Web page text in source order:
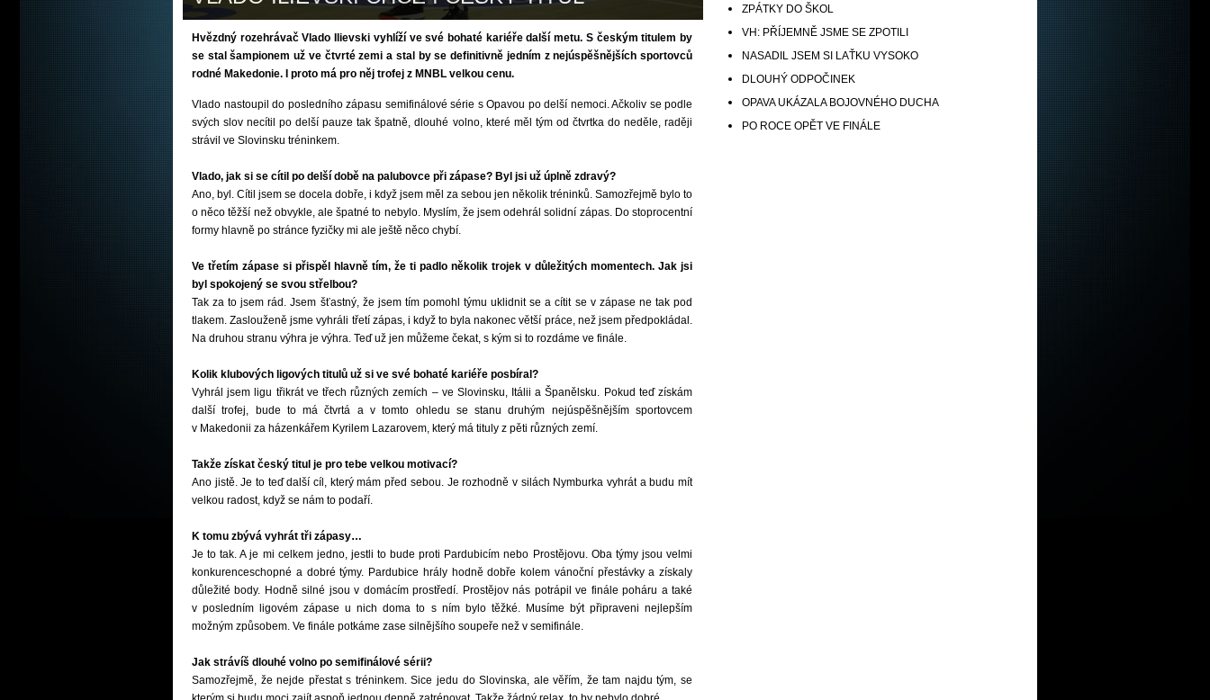
Hvězdný rozehrávač Vlado Ilievski vyhlíží ve své bohaté kariéře další metu. S českým titulem by
se stal šampionem už ve čtvrté zemi a stal by se definitivně jedním z nejúspěšnějších sportovců
rodné Makedonie. I proto má pro něj trofej z MNBL velkou cenu.
Vlado nastoupil do posledního zápasu semifinálové série s Opavou po delší nemoci. Ačkoliv se podle
svých slov necítil po delší pauze tak špatně, dlouhé volno, které měl tým od čtvrtka do neděle, raději
strávil ve Slovinsku tréninkem.
Vlado, jak si se cítil po delší době na palubovce při zápase? Byl jsi už úplně zdravý?
Ano, byl. Cítil jsem se docela dobře, i když jsem měl za sebou jen několik tréninků. Samozřejmě bylo to
o něco těžší než obvykle, ale špatné to nebylo. Myslím, že jsem odehrál solidní zápas. Do stoprocentní
formy hlavně po stránce fyzičky mi ale ještě něco chybí.
Ve třetím zápase si přispěl hlavně tím, že ti padlo několik trojek v důležitých momentech. Jak jsi
byl spokojený se svou střelbou?
Tak za to jsem rád. Jsem šťastný, že jsem tím pomohl týmu uklidnit se a cítit se v zápase ne tak pod
tlakem. Zaslouženě jsme vyhráli třetí zápas, i když to byla nakonec větší práce, než jsem předpokládal.
Na druhou stranu výhra je výhra. Teď už jen můžeme čekat, s kým si to rozdáme ve finále.
Kolik klubových ligových titulů už si ve své bohaté kariéře posbíral?
Vyhrál jsem ligu třikrát ve třech různých zemích – ve Slovinsku, Itálii a Španělsku. Pokud teď získám
další trofej, bude to má čtvrtá a v tomto ohledu se stanu druhým nejúspěšnějším sportovcem
v Makedonii za házenkářem Kyrilem Lazarovem, který má tituly z pěti různých zemí.
Takže získat český titul je pro tebe velkou motivací?
Ano jistě. Je to teď další cíl, který mám před sebou. Je rozhodně v silách Nymburka vyhrát a budu mít
velkou radost, když se nám to podaří.
K tomu zbývá vyhrát tři zápasy…
Je to tak. A je mi celkem jedno, jestli to bude proti Pardubicím nebo Prostějovu. Oba týmy jsou velmi
konkurenceschopné a dobré týmy. Pardubice hrály hodně dobře kolem vánoční přestávky a získaly
důležité body. Hodně silné jsou v domácím prostředí. Prostějov nás potrápil ve finále poháru a také
v posledním ligovém zápase u nich doma to s ním bylo těžké. Musíme být připraveni nejlepším
možným způsobem. Ve finále potkáme zase silnějšího soupeře než v semifinále.
Jak strávíš dlouhé volno po semifinálové sérii?
Samozřejmě, že nejde přestat s tréninkem. Sice jedu do Slovinska, ale věřím, že tam najdu tým, se
ZPÁTKY DO ŠKOL
VH: PŘÍJEMNĚ JSME SE ZPOTILI
NASADIL JSEM SI LAŤKU VYSOKO
DLOUHÝ ODPOČINEK
OPAVA UKÁZALA BOJOVNÉHO DUCHA
PO ROCE OPĚT VE FINÁLE